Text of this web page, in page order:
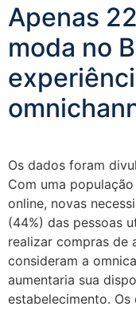
Apenas
moda no
Os dados foram
Com uma
online, novas
(44%) das pessoas
realizar compras de
consideram a
aumentaria sua
estabelecimento.